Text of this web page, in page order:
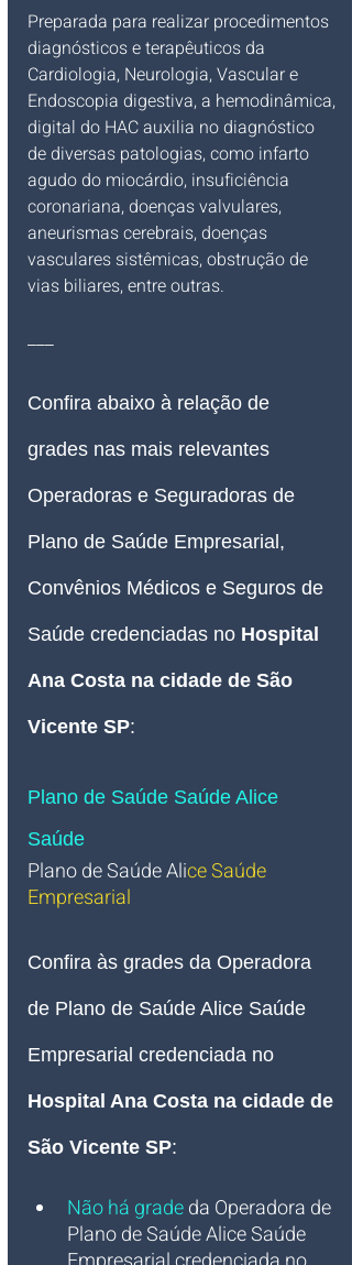
Preparada para realizar procedimentos
diagnósticos e terapêuticos da
Cardiologia, Neurologia, Vascular e
Endoscopia digestiva, a hemodinâmica,
digital do HAC auxilia no diagnóstico
de diversas patologias, como infarto
agudo do miocárdio, insuficiência
coronariana, doenças valvulares,
aneurismas cerebrais, doenças
vasculares sistêmicas, obstrução de
vias biliares, entre outras.
___
Confira abaixo à relação de
grades nas mais relevantes
Operadoras e Seguradoras de
Plano de Saúde Empresarial,
Convênios Médicos e Seguros de
Saúde credenciadas no Hospital
Ana Costa na cidade de São
Vicente SP:
Plano de Saúde Saúde Alice
Saúde
Plano de Saúde Alice Saúde
Empresarial
Confira às grades da Operadora
de Plano de Saúde Alice Saúde
Empresarial credenciada no
Hospital Ana Costa na cidade de
São Vicente SP:
Não há grade da Operadora de
Plano de Saúde Alice Saúde